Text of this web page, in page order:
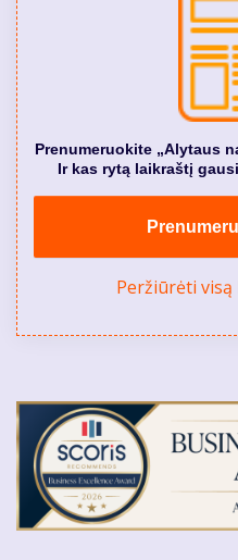
Prenumeruokite „Alytaus
Ir kas rytą laikraštį
Peržiūrėti